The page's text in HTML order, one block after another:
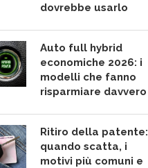
dovrebbe usarlo
Auto full hybrid
economiche 2026: i
modelli che fanno
risparmiare davvero
Ritiro della patente:
quando scatta, i
motivi più comuni e